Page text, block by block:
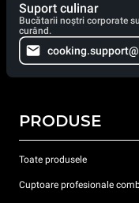
Suport culinar
Bucătarii noștri corporate
curând.
PRODUSE
Toate produsele
Cuptoare profesionale